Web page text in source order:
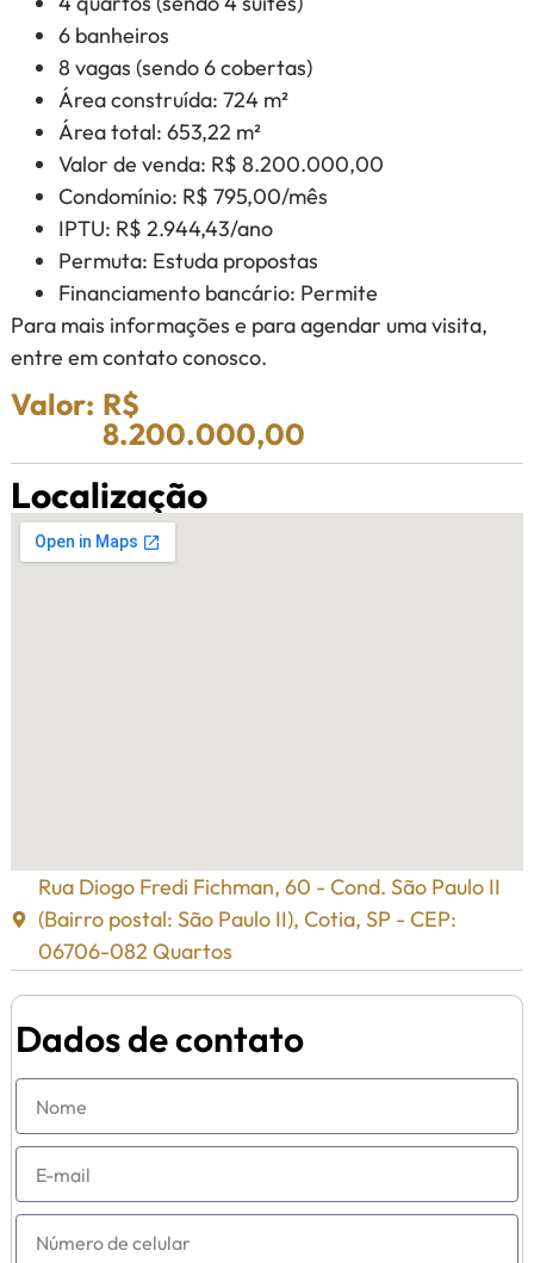
6 banheiros
8 vagas (sendo 6 cobertas)
Área construída: 724 m²
Área total: 653,22 m²
Valor de venda: R$ 8.200.000,00
Condomínio: R$ 795,00/mês
IPTU: R$ 2.944,43/ano
Permuta: Estuda propostas
Financiamento bancário: Permite
Para mais informações e para agendar uma visita,
entre em contato conosco.
Valor: R$
8.200.000,00
Localização
Rua Diogo Fredi Fichman, 60 - Cond. São Paulo II
(Bairro postal: São Paulo II), Cotia, SP - CEP:
06706-082 Quartos
Dados de contato